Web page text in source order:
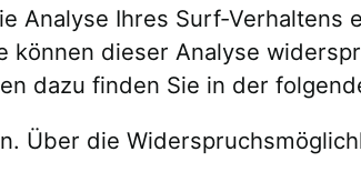
Analyse Ihres Surf-
können dieser Analyse
dazu finden Sie in der
Über die